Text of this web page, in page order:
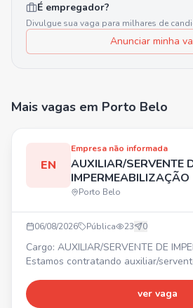
É empregador?
Divulgue sua vaga para milhares de
Anunciar minha
Mais vagas em Porto Belo
EN
Empresa não informada
AUXILIAR/SERVENTE
IMPERMEABILIZAÇÃO
Porto Belo
06/08/2026 Pública 23 0
Cargo: AUXILIAR/SERVENTE DE
Estamos contratando auxiliar/
compatível com a função. 🎁ver vaga